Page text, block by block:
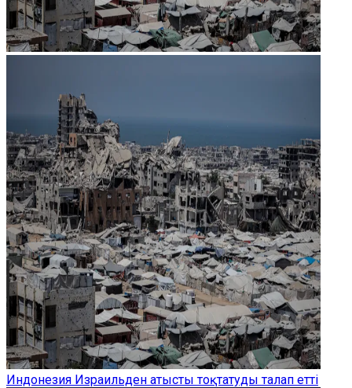
Индонезия Израильден атысты тоқтатуды талап етті